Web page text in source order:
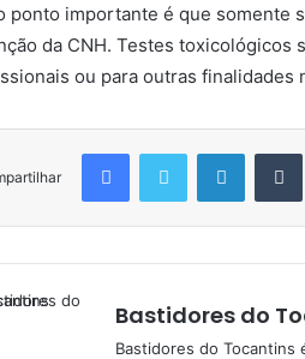
ponto importante é que somente
da CNH. Testes toxicológicos
ou para outras finalidades
Bastidores do
Bastidores do Tocantins